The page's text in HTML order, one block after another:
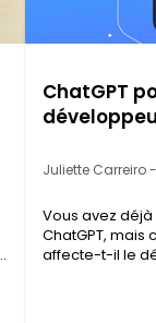
ChatGPT
Juliette Carreiro
Vous avez
ChatGPT,
affecte-t-il le